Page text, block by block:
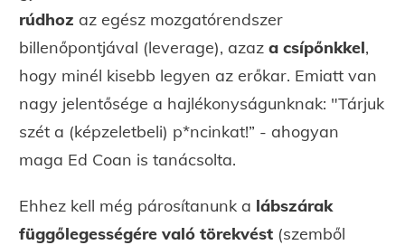
rúdhoz az egész mozgatórendszer
billenőpontjával (leverage), azaz a csípőnkkel,
hogy minél kisebb legyen az erőkar. Emiatt van
nagy jelentősége a hajlékonyságunknak: "Tárjuk
szét a (képzeletbeli) p*ncinkat!” - ahogyan
maga Ed Coan is tanácsolta.
Ehhez kell még párosítanunk a lábszárak
függőlegességére való törekvést (szemből